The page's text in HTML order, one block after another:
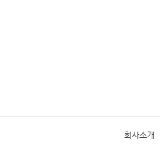
회사소개